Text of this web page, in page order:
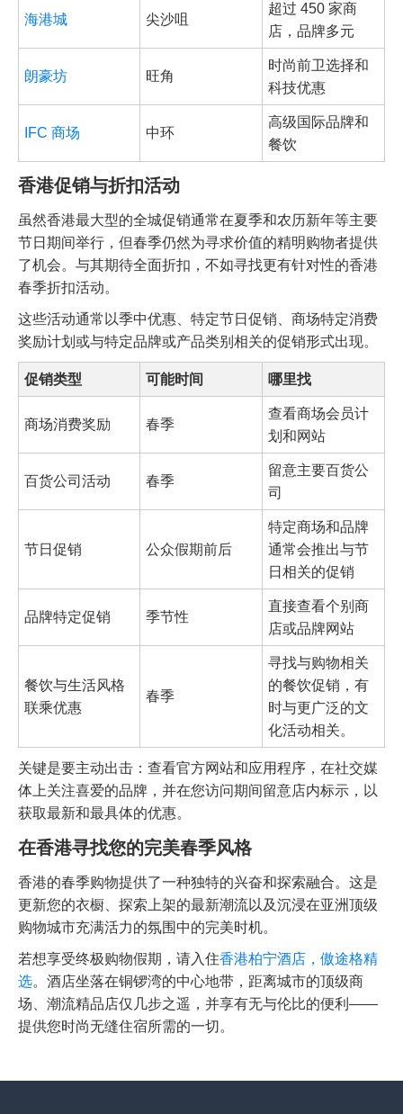
海港城 尖沙咀
超过 450 家商
店，品牌多元
朗豪坊 旺角
时尚前卫选择和
科技优惠
IFC 商场 中环
高级国际品牌和
餐饮
香港促销与折扣活动
虽然香港最大型的全城促销通常在夏季和农历新年等主要
节日期间举行，但春季仍然为寻求价值的精明购物者提供
了机会。与其期待全面折扣，不如寻找更有针对性的香港
春季折扣活动。
这些活动通常以季中优惠、特定节日促销、商场特定消费
奖励计划或与特定品牌或产品类别相关的促销形式出现。
促销类型 可能时间 哪里找
商场消费奖励 春季
查看商场会员计
划和网站
百货公司活动 春季
留意主要百货公
司
节日促销 公众假期前后
特定商场和品牌
通常会推出与节
日相关的促销
品牌特定促销 季节性
直接查看个别商
店或品牌网站
餐饮与生活风格
联乘优惠
春季
寻找与购物相关
的餐饮促销，有
时与更广泛的文
化活动相关。
关键是要主动出击：查看官方网站和应用程序，在社交媒
体上关注喜爱的品牌，并在您访问期间留意店内标示，以
获取最新和最具体的优惠。
在香港寻找您的完美春季风格
香港的春季购物提供了一种独特的兴奋和探索融合。这是
更新您的衣橱、探索上架的最新潮流以及沉浸在亚洲顶级
购物城市充满活力的氛围中的完美时机。
若想享受终极购物假期，请入住香港柏宁酒店，傲途格精
选。酒店坐落在铜锣湾的中心地带，距离城市的顶级商
场、潮流精品店仅几步之遥，并享有无与伦比的便利——
提供您时尚无缝住宿所需的一切。